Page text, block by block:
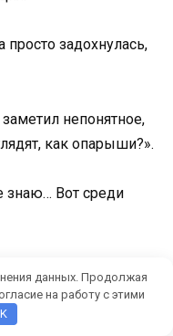
просто задохнулась,
непонятное,
как опарыши?».
знаю… Вот среди
стадия… Но
БРОНХОВ!
данных. Продолжая
на работу с этими